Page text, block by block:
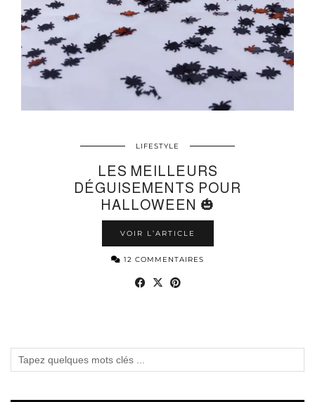
LIFESTYLE
LES MEILLEURS
DÉGUISEMENTS POUR
HALLOWEEN 🎃
VOIR L’ARTICLE
12 COMMENTAIRES